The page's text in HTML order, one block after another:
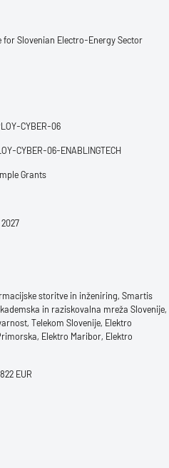
Slovenian Electro-Energy Sector
CYBER-06
CYBER-06-ENABLINGTECH
Grants
storitve in inženiring, Smartis
in raziskovalna mreža Slovenije,
Telekom Slovenije, Elektro
Elektro Maribor, Elektro
EUR